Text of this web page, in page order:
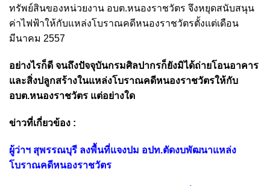
ทรัพย์สินของหน่วยงาน อบต.หนองราชวัตร จึงหยุดสนับสนุน
ค่าไฟฟ้าให้กับแหล่งโบราณคดีหนองราชวัตรตั้งแต่เดือน
มีนาคม 2557
อย่างไรก็ดี จนถึงปัจจุบันกรมศิลปากรก็ยังมิได้ถ่ายโอนอาคาร
และสิ่งปลูกสร้างในแหล่งโบราณคดีหนองราชวัตรให้กับ
อบต.หนองราชวัตร แต่อย่างใด
ข่าวที่เกี่ยวข้อง :
ผู้ว่าฯ สุพรรณบุรี ลงพื้นที่แจงปม อปท.ตัดงบพัฒนาแหล่ง
โบราณคดีหนองราชวัตร